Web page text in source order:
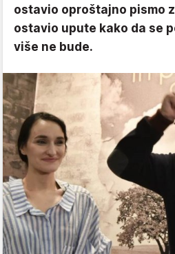
ostavio oproštajno pismo
ostavio upute kako da se
više ne bude.